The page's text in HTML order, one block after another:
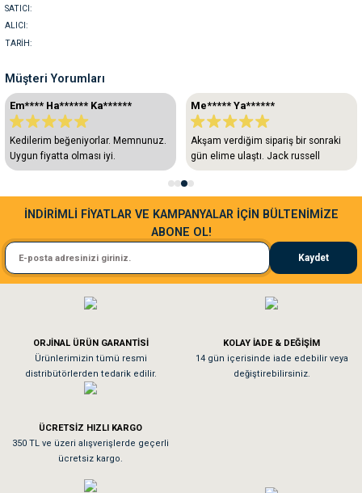
SATICI:
ALICI:
TARİH:
Müşteri Yorumları
Em**** Ha****** Ka******
Kedilerim beğeniyorlar. Memnunuz.
Uygun fiyatta olması iyi.
Me***** Ya******
Akşam verdiğim sipariş bir sonraki
gün elime ulaştı. Jack russell
köpeğim severek yedi. Tüy
durumunda değişimi zamanla
paylaşacağım
İNDİRİMLİ FİYATLAR VE KAMPANYALAR İÇİN BÜLTENİMİZE
ABONE OL!
Kaydet
ORJİNAL ÜRÜN GARANTİSİ
Ürünlerimizin tümü resmi
distribütörlerden tedarik edilir.
KOLAY İADE & DEĞİŞİM
14 gün içerisinde iade edebilir veya
değiştirebilirsiniz.
ÜCRETSİZ HIZLI KARGO
350 TL ve üzeri alışverişlerde geçerli
ücretsiz kargo.